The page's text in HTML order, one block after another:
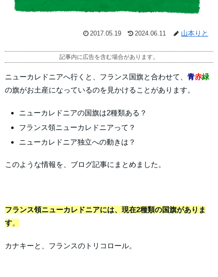
2017.05.19 2024.06.11 山本りと
記事内に広告を含む場合があります。
ニューカレドニアへ行くと、フランス国旗と合わせて、 青赤緑
の旗がお土産になっているのを見かけることがあります。
ニューカレドニアの国旗は2種類ある？
フランス領ニューカレドニアって？
ニューカレドニア独立への動きは？
このような情報を、ブログ記事にまとめました。
フランス領ニューカレドニアには、現在2種類の国旗がありま
す。
カナキーと、フランスのトリコロール。